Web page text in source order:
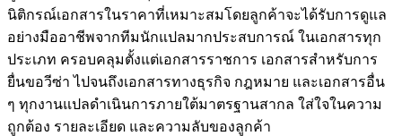
นิติกรณ์เอกสารในราคาที่เหมาะสมโดยลูกค้าจะได้รับการดูแล
อย่างมืออาชีพจากทีมนักแปลมากประสบการณ์ ในเอกสารทุก
ประเภท ครอบคลุมตั้งแต่เอกสารราชการ เอกสารสำหรับการ
ยื่นขอวีซ่า ไปจนถึงเอกสารทางธุรกิจ กฎหมาย และเอกสารอื่น
ๆ ทุกงานแปลดำเนินการภายใต้มาตรฐานสากล ใส่ใจในความ
ถูกต้อง รายละเอียด และความลับของลูกค้า